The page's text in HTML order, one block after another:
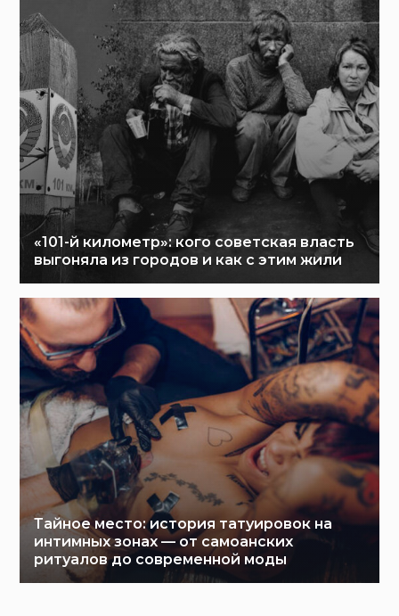
«101-й километр»: кого советская власть
выгоняла из городов и как с этим жили
Тайное место: история татуировок на
интимных зонах — от самоанских
ритуалов до современной моды